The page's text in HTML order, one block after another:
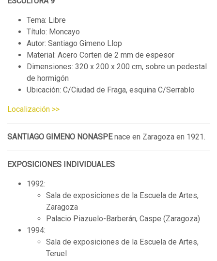
Tema: Libre
Título: Moncayo
Autor: Santiago Gimeno Llop
Material: Acero Corten de 2 mm de espesor
Dimensiones: 320 x 200 x 200 cm, sobre un pedestal
de hormigón
Ubicación: C/Ciudad de Fraga, esquina C/Serrablo
Localización >>
SANTIAGO GIMENO NONASPEnace en Zaragoza en 1921.
EXPOSICIONES INDIVIDUALES
1992:
Sala de exposiciones de la Escuela de Artes,
Zaragoza
Palacio Piazuelo-Barberán, Caspe (Zaragoza)
1994:
Sala de exposiciones de la Escuela de Artes,
Teruel